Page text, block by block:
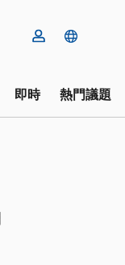
即時 熱門議題